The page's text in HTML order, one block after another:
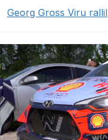
Georg Gross Viru rallil